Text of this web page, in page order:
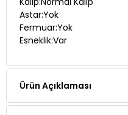
Astar:Yok
Fermuar:Yok
Esneklik:Var
Ürün Açıklaması